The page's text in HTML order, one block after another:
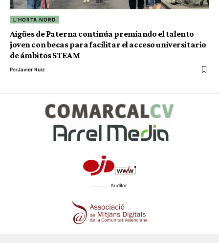
L'HORTA NORD
Aigües de Paterna continúa premiando el talento
joven con becas para facilitar el acceso universitario
de ámbitos STEAM
PorJavier Ruiz
Auditor